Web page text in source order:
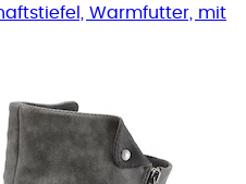
Warmfutter, mit